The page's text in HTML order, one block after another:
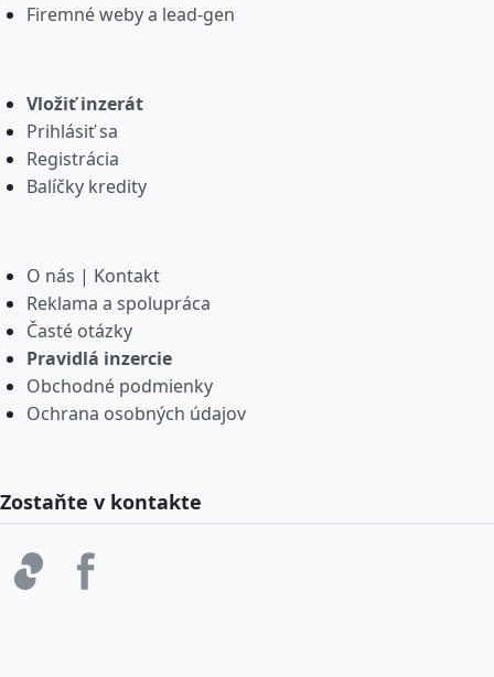
Firemné weby a lead-gen
Vložiť inzerát
Prihlásiť sa
Registrácia
Balíčky kredity
O nás | Kontakt
Reklama a spolupráca
Časté otázky
Pravidlá inzercie
Obchodné podmienky
Ochrana osobných údajov
Zostaňte v kontakte